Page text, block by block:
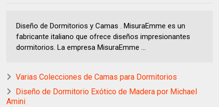
Diseño de Dormitorios y Camas . MisuraEmme es un
fabricante italiano que ofrece diseños impresionantes
dormitorios. La empresa MisuraEmme ...
Varias Colecciones de Camas para Dormitorios
Diseño de Dormitorio Exótico de Madera por Michael
Amini